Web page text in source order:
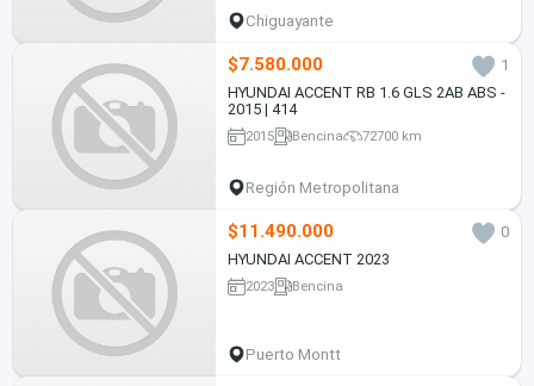
Chiguayante
$7.580.000
1
HYUNDAI ACCENT RB 1.6 GLS 2AB ABS -
2015 | 414
2015 Bencina 72700 km
Región Metropolitana
$11.490.000
0
HYUNDAI ACCENT 2023
2023 Bencina
Puerto Montt